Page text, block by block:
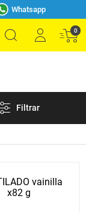
Whatsapp
0
Filtrar